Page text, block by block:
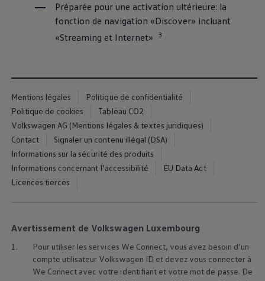
Préparée pour une activation ultérieure: la
fonction de navigation «Discover» incluant
«Streaming et Internet»
3
Mentions légales
Politique de confidentialité
Politique de cookies
Tableau CO2
Volkswagen AG (Mentions légales & textes juridiques)
Contact
Signaler un contenu illégal (DSA)
Informations sur la sécurité des produits
Informations concernant l’accessibilité
EU Data Act
Licences tierces
Avertissement de Volkswagen Luxembourg
1.
Pour utiliser les services We Connect, vous avez besoin d’un
compte utilisateur Volkswagen ID et devez vous connecter à
We Connect avec votre identifiant et votre mot de passe. De